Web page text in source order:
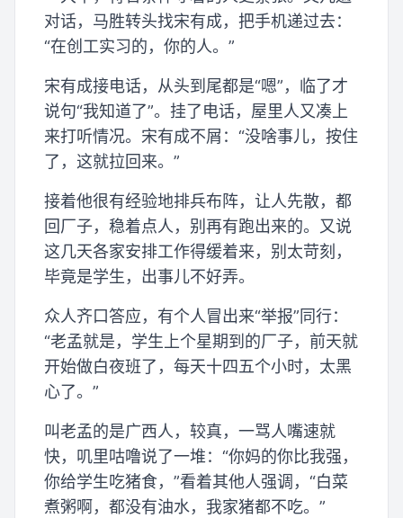
对话，马胜转头找宋有成，把手机递过去：
“在创工实习的，你的人。”
宋有成接电话，从头到尾都是“嗯”，临了才
说句“我知道了”。挂了电话，屋里人又凑上
来打听情况。宋有成不屑：“没啥事儿，按住
了，这就拉回来。”
接着他很有经验地排兵布阵，让人先散，都
回厂子，稳着点人，别再有跑出来的。又说
这几天各家安排工作得缓着来，别太苛刻，
毕竟是学生，出事儿不好弄。
众人齐口答应，有个人冒出来“举报”同行：
“老孟就是，学生上个星期到的厂子，前天就
开始做白夜班了，每天十四五个小时，太黑
心了。”
叫老孟的是广西人，较真，一骂人嘴速就
快，叽里咕噜说了一堆：“你妈的你比我强，
你给学生吃猪食，”看着其他人强调，“白菜
煮粥啊，都没有油水，我家猪都不吃。”